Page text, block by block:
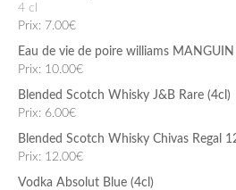
4 cl
Prix: 7.00€
Eau de vie de poire williams MANGUIN
Prix: 10.00€
Blended Scotch Whisky J&B Rare (4cl)
Prix: 6.00€
Blended Scotch Whisky Chivas Regal
Prix: 12.00€
Vodka Absolut Blue (4cl)